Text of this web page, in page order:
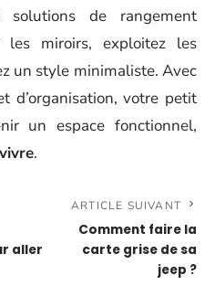
de rangement
les miroirs, exploitez les
un style minimaliste. Avec
d’organisation, votre petit
un espace fonctionnel,
.
aller
ARTICLE SUIVANT
Comment faire la
carte grise de sa
jeep ?